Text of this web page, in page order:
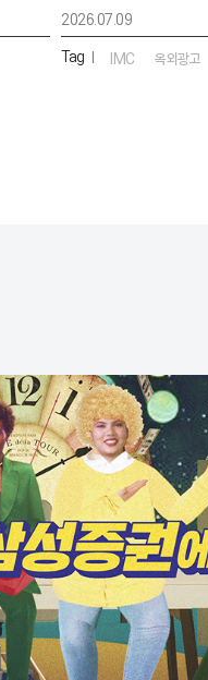
2026.07.09
Tag | IMC 옥외광고